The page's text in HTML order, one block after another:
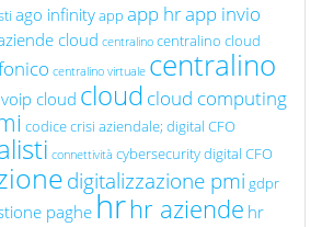
ago infinityapp app hrapp invio
cloud centralino centralino cloud
centralino virtuale centralino
cloud cloud cloud computing
codice crisi aziendale; digital CFO
connettività cybersecuritydigital CFO
digitalizzazione pmi gdpr
paghe hrhr aziende hr